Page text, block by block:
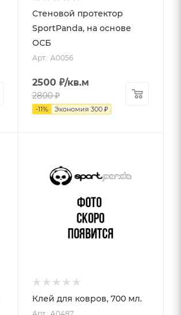
Стеновой протектор
SportPanda, на основе
ОСБ
Арт.: A0056
2500₽/кв.м
2800₽
-11% Экономия 300₽
Клей для ковров, 700 мл.